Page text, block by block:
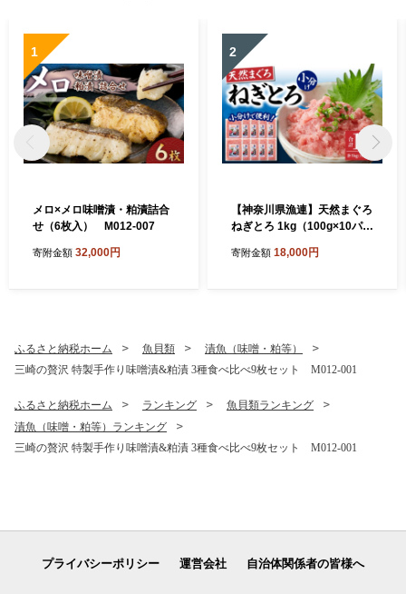
1
メロ×メロ味噌漬・粕漬詰合
せ（6枚入） M012-007
寄附金額 32,000円
2
【神奈川県漁連】天然まぐろ
ねぎとろ 1kg（100g×10パッ
015-02-12
寄附金額 18,000円
ふるさと納税ホーム 魚貝類
漬魚（味噌・粕等）
三崎の贅沢 特製手作り味噌漬&粕漬 3種食べ比べ9枚セット M012-001
ふるさと納税ホーム ランキング
魚貝類ランキング
漬魚（味噌・粕等）ランキング
三崎の贅沢 特製手作り味噌漬&粕漬 3種食べ比べ9枚セット M012-001
プライバシーポリシー 運営会社 自治体関係者の皆様へ